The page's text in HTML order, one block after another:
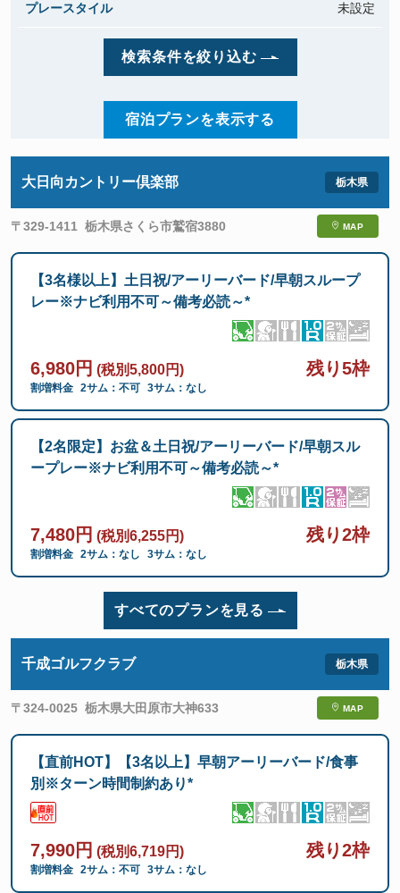
プレースタイル 未設定
検索条件を絞り込む
宿泊プランを表示する
大日向カントリー倶楽部
〒329-1411 栃木県さくら市鷲宿3880 MAP
【3名様以上】土日祝/アーリーバード/早朝スループ
レー※ナビ利用不可～備考必読～*
6,980円 (税別5,800円) 残り5枠
割増料金 2サム：不可 3サム：なし
【2名限定】お盆＆土日祝/アーリーバード/早朝スル
ープレー※ナビ利用不可～備考必読～*
7,480円 (税別6,255円) 残り2枠
割増料金 2サム：なし 3サム：なし
すべてのプランを見る
千成ゴルフクラブ
〒324-0025 栃木県大田原市大神633 MAP
【直前HOT】【3名以上】早朝アーリーバード/食事
別※ターン時間制約あり*
7,990円 (税別6,719円) 残り2枠
割増料金 2サム：不可 3サム：なし